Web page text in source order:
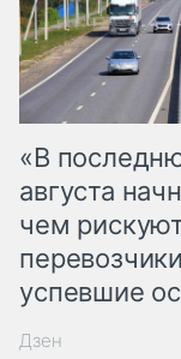
«В
августа
чем
успевшие
Дзен